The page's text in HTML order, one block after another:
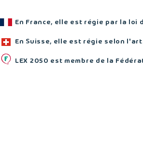
En France, elle est régie par la loi
En Suisse, elle est régie selon
LEX 2050 est membre de la